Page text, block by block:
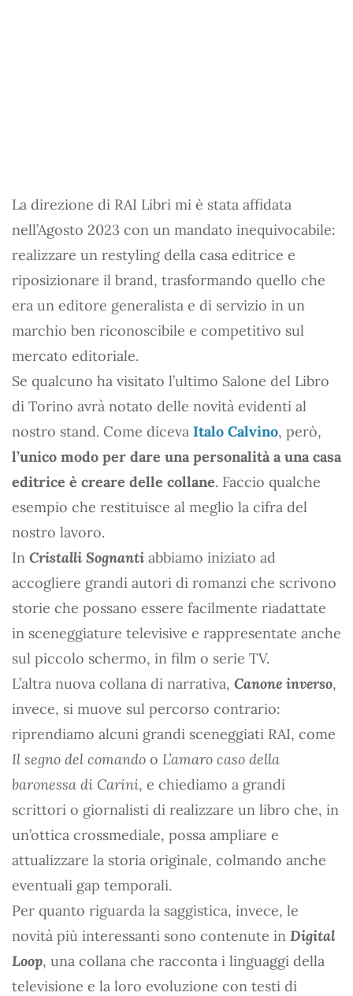
La direzione di RAI Libri mi è stata affidata
nell’Agosto 2023 con un mandato inequivocabile:
realizzare un restyling della casa editrice e
riposizionare il brand, trasformando quello che
era un editore generalista e di servizio in un
marchio ben riconoscibile e competitivo sul
mercato editoriale.
Se qualcuno ha visitato l’ultimo Salone del Libro
di Torino avrà notato delle novità evidenti al
nostro stand. Come diceva Italo Calvino, però,
l’unico modo per dare una personalità a una casa
editrice è creare delle collane. Faccio qualche
esempio che restituisce al meglio la cifra del
nostro lavoro.
In Cristalli Sognanti abbiamo iniziato ad
accogliere grandi autori di romanzi che scrivono
storie che possano essere facilmente riadattate
in sceneggiature televisive e rappresentate anche
sul piccolo schermo, in film o serie TV.
L’altra nuova collana di narrativa, Canone inverso,
invece, si muove sul percorso contrario:
riprendiamo alcuni grandi sceneggiati RAI, come
Il segno del comando o L’amaro caso della
baronessa di Carini, e chiediamo a grandi
scrittori o giornalisti di realizzare un libro che, in
un’ottica crossmediale, possa ampliare e
attualizzare la storia originale, colmando anche
eventuali gap temporali.
Per quanto riguarda la saggistica, invece, le
novità più interessanti sono contenute in Digital
Loop, una collana che racconta i linguaggi della
televisione e la loro evoluzione con testi di